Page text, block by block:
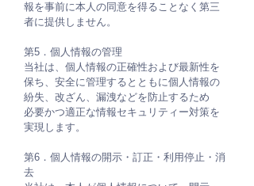
報を事前に本人の同意を得ることなく第三
者に提供しません。
第5．個人情報の管理
当社は、個人情報の正確性および最新性を
保ち、安全に管理するとともに個人情報の
紛失、改ざん、漏洩などを防止するため
必要かつ適正な情報セキュリティー対策を
実現します。
第6．個人情報の開示・訂正・利用停止・消
去